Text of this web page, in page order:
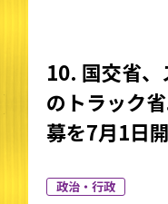
10. 国交省
のトラック
募を7月1日
政治・行政